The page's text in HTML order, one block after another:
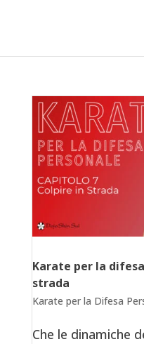
Karate per la
strada
Karate per la Difesa
Che le dinamiche